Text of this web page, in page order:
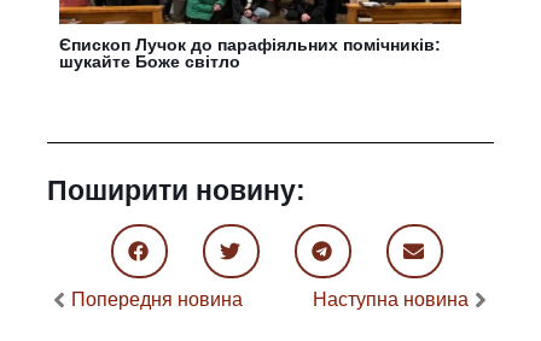
Єпископ Лучок до парафіяльних помічників:
шукайте Боже світло
Поширити новину:
Попередня новина Наступна новина